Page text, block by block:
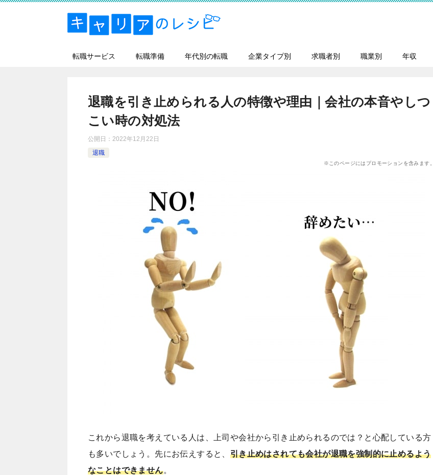
転職サービス 転職準備 年代別の転職 企業タイプ別 求職者別 職業別 年収
退職を引き止められる人の特徴や理由｜会社の本音やしつ
こい時の対処法
公開日： 2022年12月22日
退職
※このページにはプロモーションを含みます。
これから退職を考えている人は、上司や会社から引き止められるのでは？と心配している方
も多いでしょう。先にお伝えすると、 引き止めはされても会社が退職を強制的に止めるよう
なことはできません。